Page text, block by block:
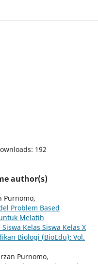
192
author(s)
Purnomo,
Problem Based
Melatih
Kelas Siswa Kelas X
Biologi (BioEdu): Vol.
Purnomo,